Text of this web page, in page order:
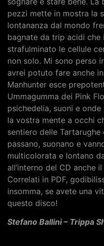
pezzi mette in mostra la
lontananza dal mondo
bagnate da trip acidi che
strafulminato le cellule
non solo. Mi sono perso
avrei potuto fare anche
Manhunter esce
Ummagumma dei Pink
psichedelia, suoni e
la vostra mente a occhi
sentiero delle
passano, suonano e
multicolorata e lontano
all’interno del CD anche
Correlati in PDF,
insomma, se avete una
questo disco!
Stefano Ballini – Trippa